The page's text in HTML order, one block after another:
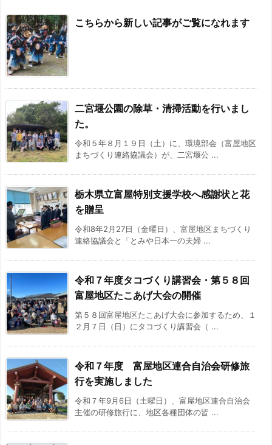
こちらから新しい記事がご覧になれます
二宮堰公園の除草・清掃活動を行いまし
た。
令和５年８月１９日（土）に、環境部会（富屋地区
まちづくり連絡協議会）が、二宮堰公 ...
栃木県立富屋特別支援学校へ感謝状と花
を贈呈
令和8年2月27日（金曜日）、富屋地区まちづくり
連絡協議会と「とみや日本一の夫婦 ...
令和７年度タコづくり講習会・第５８回
富屋地区たこあげ大会の開催
第５８回富屋地区たこあげ大会に参加するため、１
２月７日（日）にタコづくり講習会（ ...
令和７年度 富屋地区連合自治会研修旅
行を実施しました
令和７年9月6日（土曜日）、富屋地区連合自治会
主催の研修旅行に、地区各種団体の皆 ...